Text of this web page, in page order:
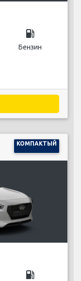
local_gas_station
Бензин
КОМПАКТЫЙ
local_gas_station